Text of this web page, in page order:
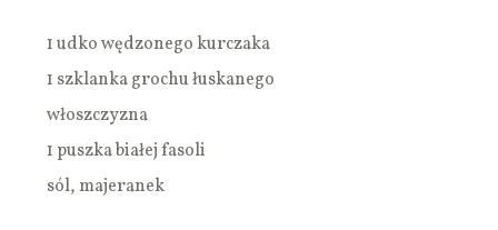
1 udko wędzonego kurczaka
1 szklanka grochu łuskanego
włoszczyzna
1 puszka białej fasoli
sól, majeranek